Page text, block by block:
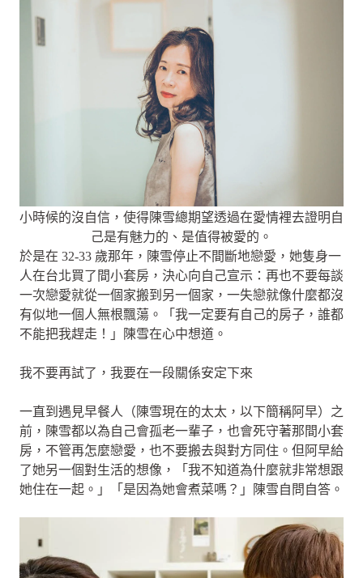
小時候的沒自信，使得陳雪總期望透過在愛情裡去證明自
己是有魅力的、是值得被愛的。
於是在 32-33 歲那年，陳雪停止不間斷地戀愛，她隻身一
人在台北買了間小套房，決心向自己宣示：再也不要每談
一次戀愛就從一個家搬到另一個家，一失戀就像什麼都沒
有似地一個人無根飄蕩。「我一定要有自己的房子，誰都
不能把我趕走！」陳雪在心中想道。
我不要再試了，我要在一段關係安定下來
一直到遇見早餐人（陳雪現在的太太，以下簡稱阿早）之
前，陳雪都以為自己會孤老一輩子，也會死守著那間小套
房，不管再怎麼戀愛，也不要搬去與對方同住。但阿早給
了她另一個對生活的想像，「我不知道為什麼就非常想跟
她住在一起。」「是因為她會煮菜嗎？」陳雪自問自答。